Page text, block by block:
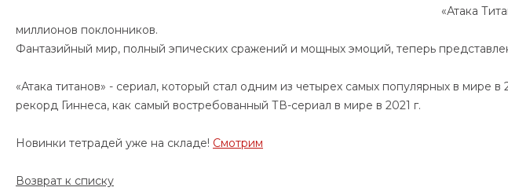
«Атака
миллионов поклонников.
Фантазийный мир, полный эпических сражений и мощных эмоций, теперь
«Атака титанов» - сериал, который стал одним из четырех самых популярных в
рекорд Гиннеса, как самый востребованный ТВ-сериал в мире в 2021 г.
Новинки тетрадей уже на складе! Смотрим
Возврат к списку